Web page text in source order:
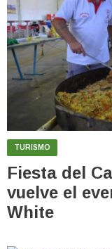
TURISMO
Fiesta del
vuelve el
White